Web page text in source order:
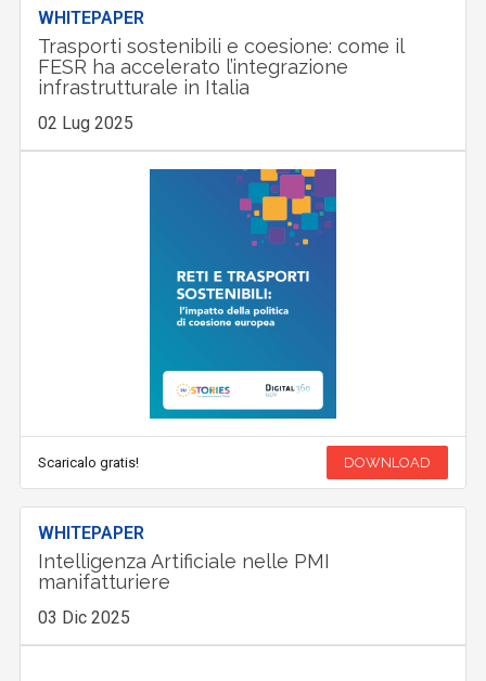
WHITEPAPER
Trasporti sostenibili e coesione: come il
FESR ha accelerato l’integrazione
infrastrutturale in Italia
02 Lug 2025
Scaricalo gratis! DOWNLOAD
WHITEPAPER
Intelligenza Artificiale nelle PMI
manifatturiere
03 Dic 2025